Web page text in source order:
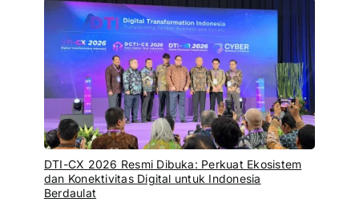
DTI-CX 2026 Resmi Dibuka: Perkuat Ekosistem
dan Konektivitas Digital untuk Indonesia
Berdaulat